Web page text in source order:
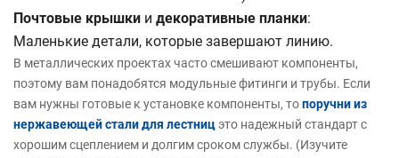
Почтовые крышки и декоративные планки:
Маленькие детали, которые завершают линию.
В металлических проектах часто смешивают компоненты,
поэтому вам понадобятся модульные фитинги и трубы. Если
вам нужны готовые к установке компоненты, топоручни из
нержавеющей стали для лестницэто надежный стандарт с
хорошим сцеплением и долгим сроком службы. (Изучите